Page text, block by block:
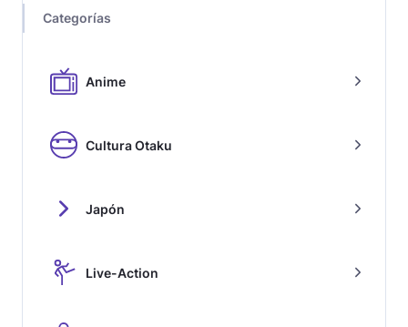
Categorías
Anime
Cultura Otaku
Japón
Live-Action